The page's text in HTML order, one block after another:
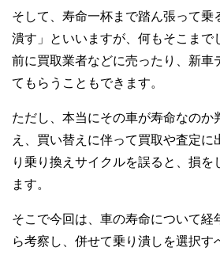
そして、寿命一杯まで踏ん張って乗
潰す」といいますが、何もそこまで
前に買取業者などに売ったり、新車
てもらうこともできます。
ただし、本当にその車が寿命なのか
え、買い替えに伴って買取や査定に
り乗り換えサイクルを誤ると、損を
ます。
そこで今回は、車の寿命について経
ら考察し、併せて乗り潰しを選択す